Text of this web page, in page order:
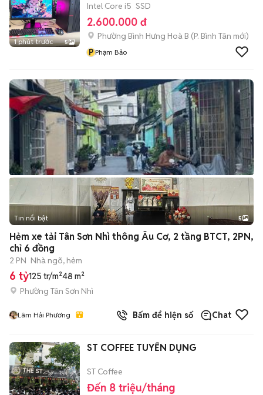
1 phút trước 5
Intel Core i5 SSD
2.600.000 đ
Phường Bình Hưng Hoà B (P. Bình Tân mới)
P Phạm Bảo
Tin nổi bật 5
Hẻm xe tải Tân Sơn Nhì thông Âu Cơ, 2 tầng BTCT, 2PN,
chỉ 6 đồng
2 PN Nhà ngõ, hẻm
6 tỷ125 tr/m²48 m²
Phường Tân Sơn Nhì
Lâm Hải Phương Bấm để hiện số Chat
ST COFFEE TUYỂN DỤNG
ST Coffee
Đến 8 triệu/tháng